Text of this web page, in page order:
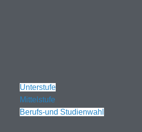
Unterstufe
Mittelstufe
Berufs-und Studienwahl